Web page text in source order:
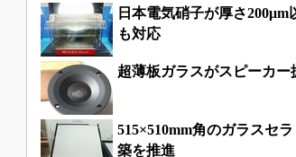
日本電気硝子が厚さ
も対応
超薄板ガラスがスピーカー
515×510mm角のガラスセ
築を推進